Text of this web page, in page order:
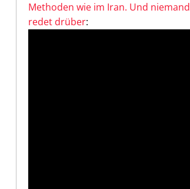
Methoden wie im Iran. Und niemand
redet drüber: